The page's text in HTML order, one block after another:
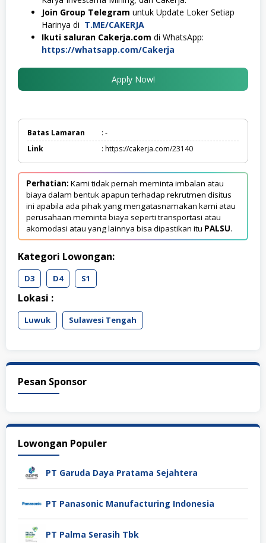
Join Group Telegram untuk Update Loker Setiap
Harinya di T.ME/CAKERJA
Ikuti saluran Cakerja.com di WhatsApp:
https://whatsapp.com/Cakerja
Apply Now!
Batas Lamaran
: -
Link
: https://cakerja.com/23140
Perhatian: Kami tidak pernah meminta imbalan atau
biaya dalam bentuk apapun terhadap rekrutmen disitus
ini apabila ada pihak yang mengatasnamakan kami atau
perusahaan meminta biaya seperti transportasi atau
akomodasi atau yang lainnya bisa dipastikan itu PALSU.
Kategori Lowongan:
D3 D4 S1
Lokasi :
Luwuk Sulawesi Tengah
Pesan Sponsor
Lowongan Populer
PT Garuda Daya Pratama Sejahtera
PT Panasonic Manufacturing Indonesia
PT Palma Serasih Tbk